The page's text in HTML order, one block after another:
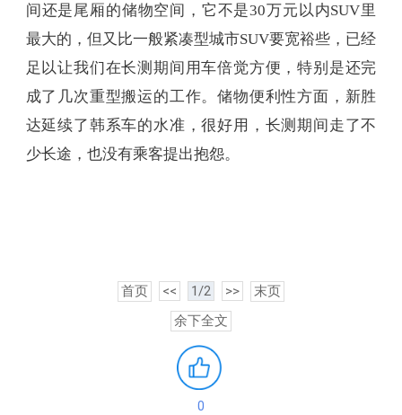
间还是尾厢的储物空间，它不是30万元以内SUV里
最大的，但又比一般紧凑型城市SUV要宽裕些，已经
足以让我们在长测期间用车倍觉方便，特别是还完
成了几次重型搬运的工作。储物便利性方面，新胜
达延续了韩系车的水准，很好用，长测期间走了不
少长途，也没有乘客提出抱怨。
首页 << 1/2 >>
末页
余下全文
0